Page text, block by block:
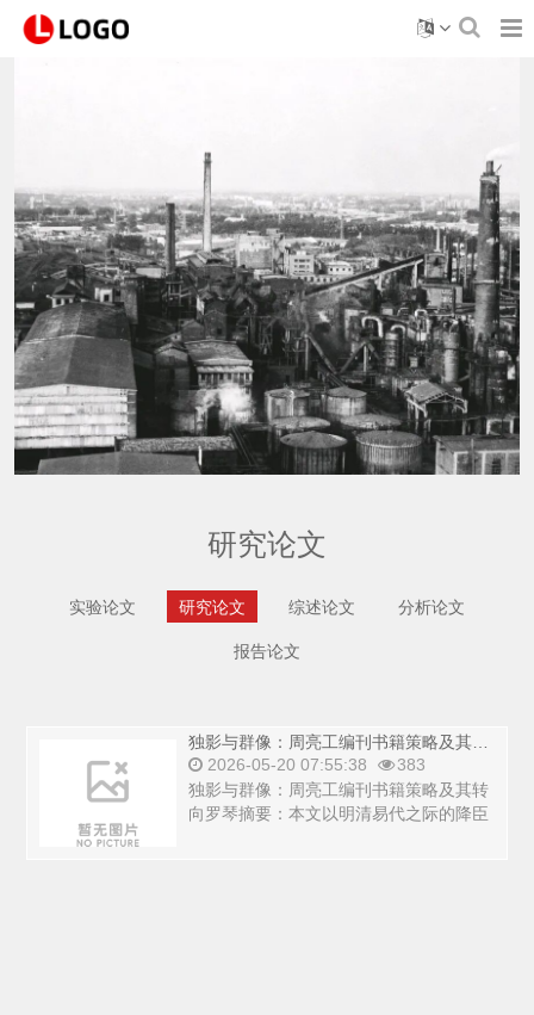
研究论文
实验论文 研究论文 综述论文 分析论文
报告论文
2026-05-20 07:55:38
383
独影与群像：周亮工编刊书籍策略及其转
向罗琴摘要：本文以明清易代之际的降臣